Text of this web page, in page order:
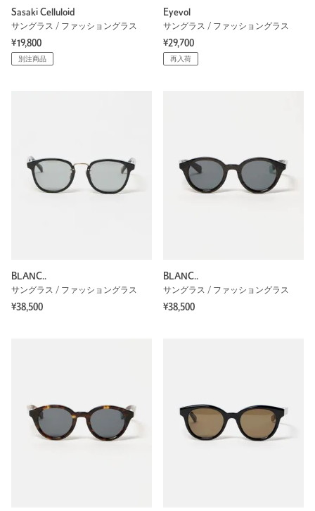
Sasaki Celluloid
サングラス / ファッショングラス
¥19,800
別注商品
Eyevol
サングラス / ファッショングラス
¥29,700
再入荷
BLANC..
サングラス / ファッショングラス
¥38,500
BLANC..
サングラス / ファッショングラス
¥38,500